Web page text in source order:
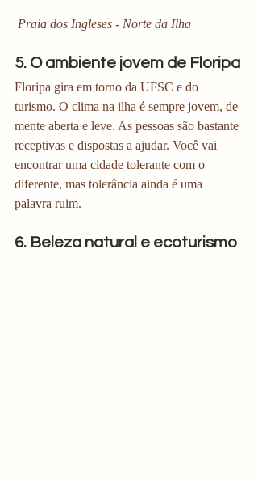
Praia dos Ingleses - Norte da Ilha
5. O ambiente jovem de Floripa
Floripa gira em torno da UFSC e do
turismo. O clima na ilha é sempre jovem, de
mente aberta e leve. As pessoas são bastante
receptivas e dispostas a ajudar. Você vai
encontrar uma cidade tolerante com o
diferente, mas tolerância ainda é uma
palavra ruim.
6. Beleza natural e ecoturismo